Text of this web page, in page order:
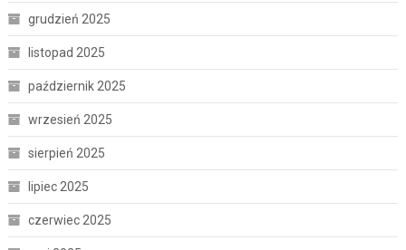
grudzień 2025
listopad 2025
październik 2025
wrzesień 2025
sierpień 2025
lipiec 2025
czerwiec 2025